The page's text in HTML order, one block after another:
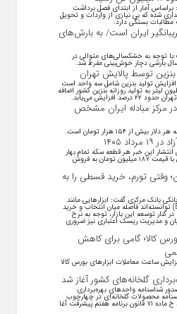
براساس آمار از ابتدای فصل برداشت
گندم خریداری شده که بی نیازی از واردات و تحویل
مطالبات بستگی دارد.
ایران است/ به بارش‌های
توجه به خشکسالی‌های متوالی در
بارشی دچار خوش‌بینی مفرط شد.
تولید بنزین شامل سه واحد است
لیتر به تولید روزانه بنزین کشور اضافه
افزایش می‌یابد.
در ۱۹ خرداد در مرکز مبادله ایران مشخص
از ۱۵۴ هزار تومان است.
۱۴۰۵
۱۹ مرداد ۱۴۰۵ در زمان انتشار این خبر هر قطعه سکه تمام بهار
آزادی طرح جدید در بازار آزاد تهران با قیمت ۱۸۷ میلیون تومان به فروش
وقتی تورم، خرید قسطی را به
بانک مرکزی گفت: ابزار‌هایی مانند
«الان بخر، بعداً پرداخت کن» (BNPL) توانسته‌اند فاصله میان انتخاب و خرید
کنار توسعه این بازار، توجه به نرخ
و مدیریت ریسک اعتباری نیز ضروری
کالا؛ گامی برای کاهش
ساعت معاملات ابزارهای بورس کالا
گلخانه‌های کشور آغاز شد
شناسنامه واحدهای بهره‌برداری
محصولات گلخانه‌ای در چهارچوب
دستورالعمل فنی و فرآیند اجرایی بند خ ماده ۷۱ قانون برنامه هفتم پیشرفت آغاز